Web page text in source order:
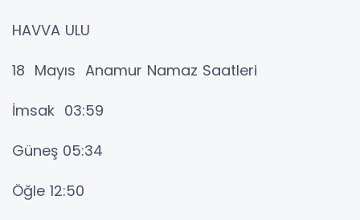
HAVVA ULU
18 Mayıs Anamur Namaz Saatleri
İmsak 03:59
Güneş 05:34
Öğle 12:50